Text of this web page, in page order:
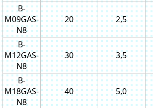
B-
M09GAS-
N8
20 2,5
B-
M12GAS-
N8
30 3,5
B-
M18GAS-
N8
40 5,0